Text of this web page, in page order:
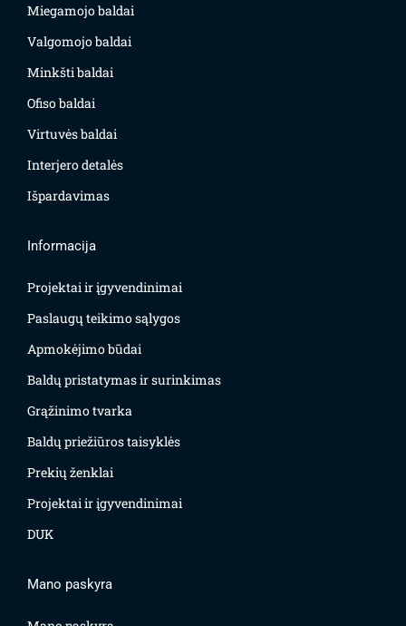
Miegamojo baldai
Valgomojo baldai
Minkšti baldai
Ofiso baldai
Virtuvės baldai
Interjero detalės
Išpardavimas
Informacija
Projektai ir įgyvendinimai
Paslaugų teikimo sąlygos
Apmokėjimo būdai
Baldų pristatymas ir surinkimas
Grąžinimo tvarka
Baldų priežiūros taisyklės
Prekių ženklai
Projektai ir įgyvendinimai
DUK
Mano paskyra